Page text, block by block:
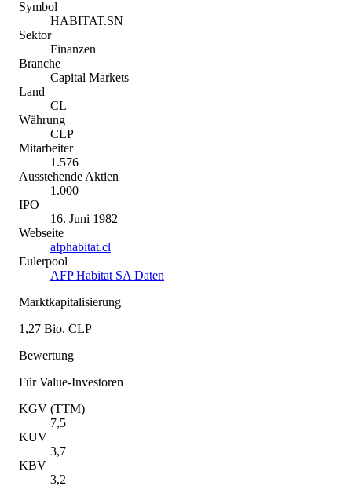
Symbol
HABITAT.SN
Sektor
Finanzen
Branche
Capital Markets
Land
CL
Währung
CLP
Mitarbeiter
1.576
Ausstehende Aktien
1.000
IPO
16. Juni 1982
Webseite
afphabitat.cl
Eulerpool
AFP Habitat SA Daten
Marktkapitalisierung
1,27 Bio. CLP
Bewertung
Für Value-Investoren
KGV (TTM)
7,5
KUV
3,7
KBV
3,2